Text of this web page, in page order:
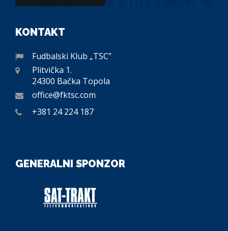
KONTAKT
Fudbalski Klub „TSC”
Plitvička 1.
24300 Bačka Topola
office@fktsc.com
+381 24 224 187
GENERALNI SPONZOR